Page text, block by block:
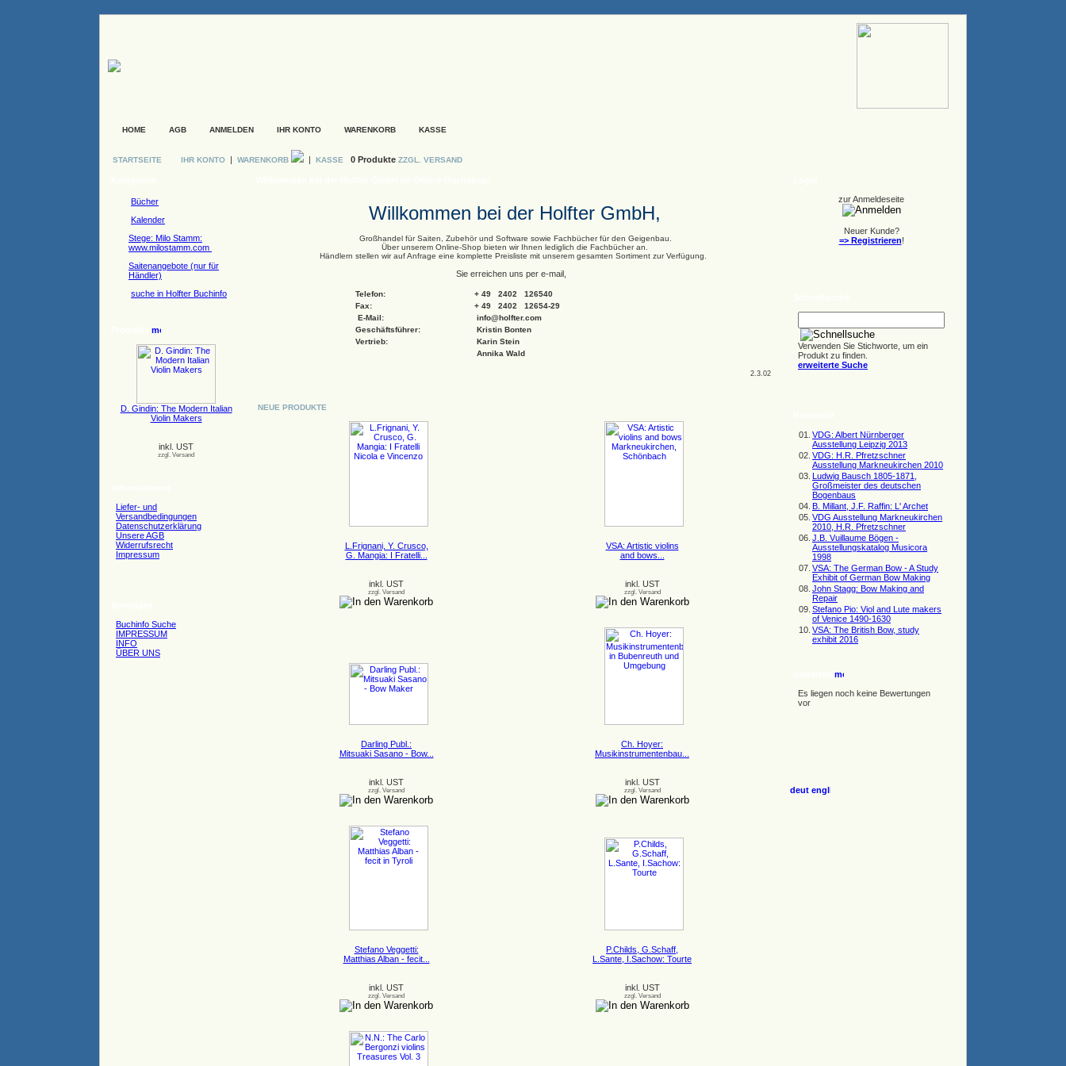
HOME AGB ANMELDEN IHR KONTO WARENKORB KASSE
STARTSEITE IHR KONTO | WARENKORB | KASSE 0 Produkte ZZGL. VERSAND
Bücher
Kalender
Stege: Milo Stamm:
www.milostamm.com
Saitenangebote (nur für
Händler)
suche in Holfter Buchinfo
D. Gindin: The Modern Italian
Violin Makers
inkl. UST
zzgl. Versand
Liefer- und
Versandbedingungen
Datenschutzerklärung
Unsere AGB
Widerrufsrecht
Impressum
Buchinfo Suche
IMPRESSUM
INFO
ÜBER UNS
Willkommen bei der Holfter GmbH,
Großhandel für Saiten, Zubehör und Software sowie Fachbücher für den Geigenbau.
Über unserem Online-Shop bieten wir Ihnen lediglich die Fachbücher an.
Händlern stellen wir auf Anfrage eine komplette Preisliste mit unserem gesamten Sortiment zur Verfügung.
Sie erreichen uns per e-mail,
Telefon:
+ 49 2402 126540
Fax:
+ 49 2402 12654-29
E-Mail:
info@holfter.com
Geschäftsführer:
Kristin Bonten
Vertrieb:
Karin Stein
Annika Wald
2.3.02
NEUE PRODUKTE
L.Frignani, Y. Crusco,
G. Mangia: I Fratelli...
inkl. UST
zzgl. Versand
VSA: Artistic violins
and bows...
inkl. UST
zzgl. Versand
Darling Publ.:
Mitsuaki Sasano - Bow...
inkl. UST
zzgl. Versand
Ch. Hoyer:
Musikinstrumentenbau...
inkl. UST
zzgl. Versand
Stefano Veggetti:
Matthias Alban - fecit...
inkl. UST
zzgl. Versand
P.Childs, G.Schaff,
L.Sante, I.Sachow: Tourte
inkl. UST
zzgl. Versand
zur Anmeldeseite
Neuer Kunde?
=> Registrieren!
Verwenden Sie Stichworte, um ein
Produkt zu finden.
erweiterte Suche
01. VDG: Albert Nürnberger
Ausstellung Leipzig 2013
02. VDG: H.R. Pfretzschner
Ausstellung Markneukirchen 2010
03. Ludwig Bausch 1805-1871,
Großmeister des deutschen
Bogenbaus
04. B. Millant, J.F. Raffin: L' Archet
05. VDG Ausstellung Markneukirchen
2010, H.R. Pfretzschner
06. J.B. Vuillaume Bögen -
Ausstellungskatalog Musicora
1998
07. VSA: The German Bow - A Study
Exhibit of German Bow Making
08. John Stagg: Bow Making and
Repair
09. Stefano Pio: Viol and Lute makers
of Venice 1490-1630
10. VSA: The British Bow, study
exhibit 2016
Es liegen noch keine Bewertungen
vor